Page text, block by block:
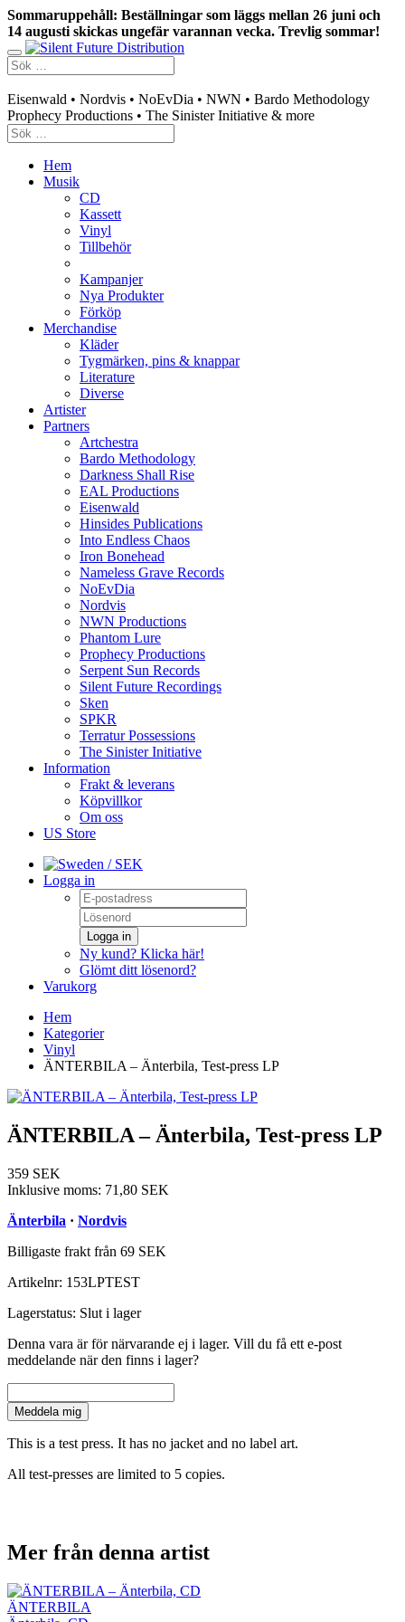
Sommaruppehåll: Beställningar som läggs mellan 26 juni och
14 augusti skickas ungefär varannan vecka. Trevlig sommar!
Eisenwald • Nordvis • NoEvDia • NWN • Bardo Methodology
Prophecy Productions • The Sinister Initiative & more
Hem
Musik
CD
Kassett
Vinyl
Tillbehör
Kampanjer
Nya Produkter
Förköp
Merchandise
Kläder
Tygmärken, pins & knappar
Literature
Diverse
Artister
Partners
Artchestra
Bardo Methodology
Darkness Shall Rise
EAL Productions
Eisenwald
Hinsides Publications
Into Endless Chaos
Iron Bonehead
Nameless Grave Records
NoEvDia
Nordvis
NWN Productions
Phantom Lure
Prophecy Productions
Serpent Sun Records
Silent Future Recordings
Sken
SPKR
Terratur Possessions
The Sinister Initiative
Information
Frakt & leverans
Köpvillkor
Om oss
US Store
/ SEK
Logga in
Logga in
Ny kund? Klicka här!
Glömt ditt lösenord?
Varukorg
Hem
Kategorier
Vinyl
ÄNTERBILA – Änterbila, Test-press LP
ÄNTERBILA – Änterbila, Test-press LP
359 SEK
Inklusive moms: 71,80 SEK
Änterbila · Nordvis
Billigaste frakt från 69 SEK
Artikelnr: 153LPTEST
Lagerstatus: Slut i lager
Denna vara är för närvarande ej i lager. Vill du få ett e-post
meddelande när den finns i lager?
Meddela mig
This is a test press. It has no jacket and no label art.
All test-presses are limited to 5 copies.
Mer från denna artist
ÄNTERBILA